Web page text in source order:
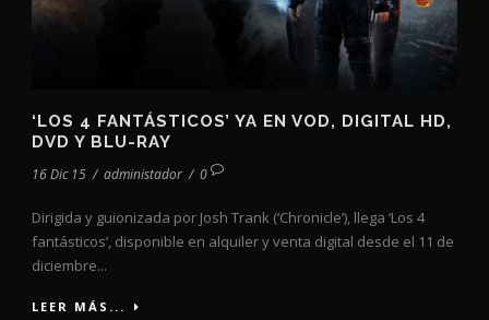
‘LOS 4 FANTÁSTICOS’ YA EN VOD, DIGITAL HD,
DVD Y BLU-RAY
16 Dic 15 / administador / 0
Dirigida y guionizada por Josh Trank (‘Chronicle’), llega ‘Los 4
fantásticos’, disponible en alquiler y venta digital desde el 11 de
diciembre...
LEER MÁS...